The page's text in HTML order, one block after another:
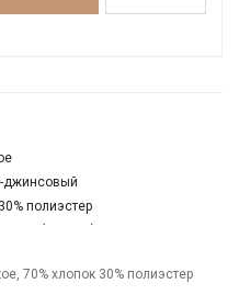
джинсовый
полиэстер
70% хлопок 30% полиэстер